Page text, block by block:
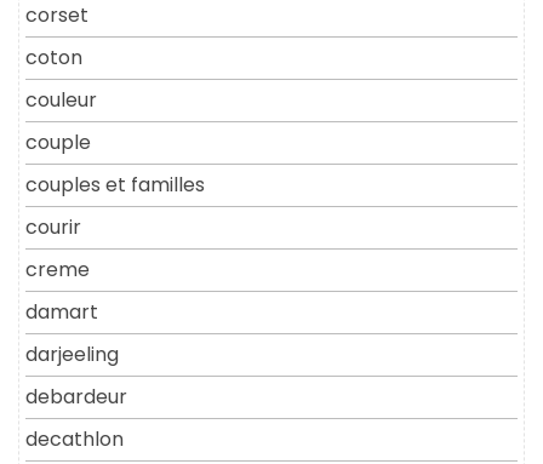
corset
coton
couleur
couple
couples et familles
courir
creme
damart
darjeeling
debardeur
decathlon